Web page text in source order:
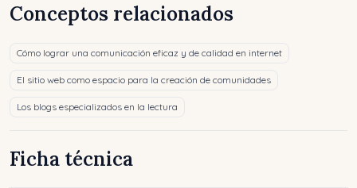
Conceptos relacionados
Cómo lograr una comunicación eficaz y de calidad en internet
El sitio web como espacio para la creación de comunidades
Los blogs especializados en la lectura
Ficha técnica